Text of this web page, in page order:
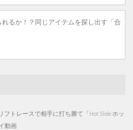
るか！？同じアイテムを探し出す「合
フトレースで相手に打ち勝て「Hot Slide ホッ
動画